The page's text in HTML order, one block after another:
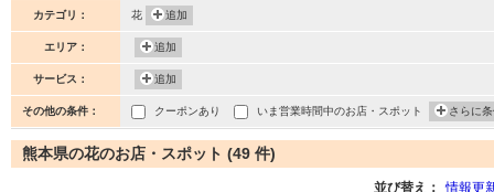
カテゴリ： 花 追加
エリア： 追加
サービス： 追加
その他の条件： クーポンあり いま営業時間中のお店・スポット さらに
熊本県の花のお店・スポット (49 件)
並び替え： 情報更